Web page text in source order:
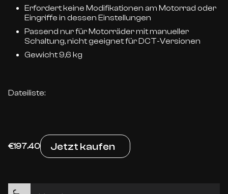
Erfordert keine Modifikationen am Motorrad oder
Eingriffe in dessen Einstellungen
Passend nur für Motorräder mit manueller
Schaltung, nicht geeignet für DCT-Versionen
Gewicht 9,6 kg
Dateiliste:
€197.40 Jetzt kaufen